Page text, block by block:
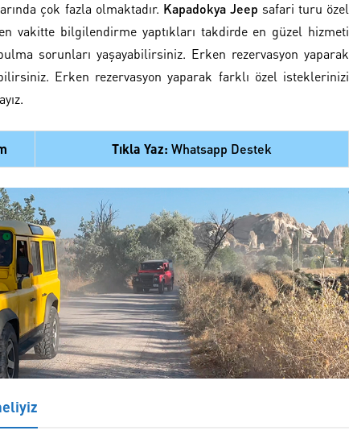
çok fazla olmaktadır. Kapadokya Jeep safari turu özel
vakitte bilgilendirme yaptıkları takdirde en güzel hizmeti
sorunları yaşayabilirsiniz. Erken rezervasyon yaparak
Erken rezervasyon yaparak farklı özel isteklerinizi
Tıkla Yaz: Whatsapp Destek